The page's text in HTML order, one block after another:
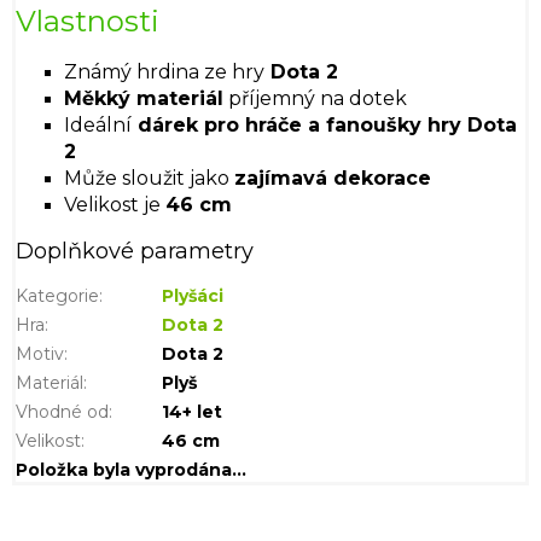
Vlastnosti
Známý hrdina ze hry Dota 2
Měkký materiál příjemný na dotek
Ideální dárek pro hráče a fanoušky hry Dota
2
Může sloužit jako zajímavá dekorace
Velikost je 46 cm
Doplňkové parametry
Kategorie:
Plyšáci
Hra:
Dota 2
Motiv:
Dota 2
Materiál:
Plyš
Vhodné od:
14+ let
Velikost:
46 cm
Položka byla vyprodána…